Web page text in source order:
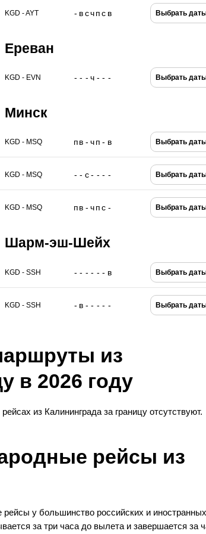
KGD - AYT - всчпс в Выбрать
Ереван
KGD - EVN - - - ч - - - Выбрать
Минск
KGD - MSQ пв - чп - в Выбрать
KGD - MSQ - - с - - - - Выбрать
KGD - MSQ пв - чпс - Выбрать
Шарм-эш-Шейх
KGD - SSH - - - - - - в Выбрать
KGD - SSH - в - - - - - Выбрать
из
в 2026 году
из Калининграда за границу отсутствуют.
рейсы из
у большинство российских и иностранных
за три часа до вылета и завершается за